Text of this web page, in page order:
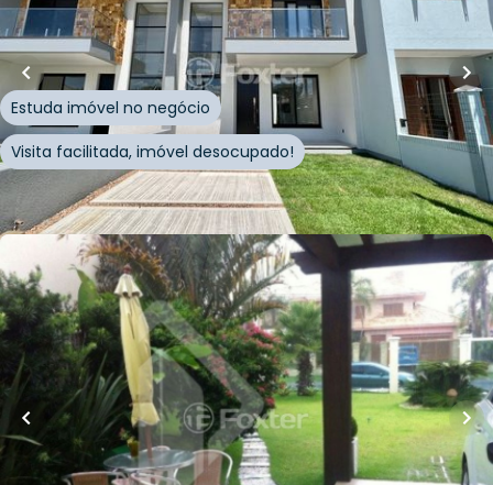
Casa
Rua Paraguai,Centro,Capão da Canoa
Estuda imóvel no negócio
Visita facilitada, imóvel desocupado!
Whatsapp
Cód.228753
R$887.000,00
141m²•3quartos•1banheiro•2vagas
Casa
Rua Iracema,Centro ,Capão da Canoa